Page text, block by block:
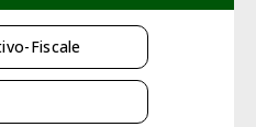
Fiscale